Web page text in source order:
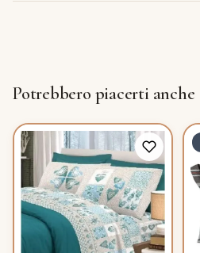
Potrebbero piacerti anche